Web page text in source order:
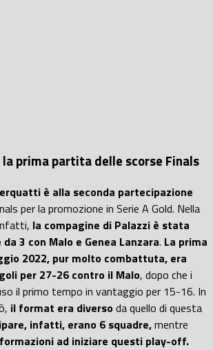
la prima partita delle scorse Finals
è alla seconda partecipazione
per la promozione in Serie A Gold. Nella
la compagine di Palazzi è stata
3 con Malo e Genea Lanzara. La prima
2022, pur molto combattuta, era
per 27-26 contro il Malo, dopo che i
il primo tempo in vantaggio per 15-16. In
il format era diversoda quello di questa
infatti, erano 6 squadre,mentre
ad iniziare questi play-off.